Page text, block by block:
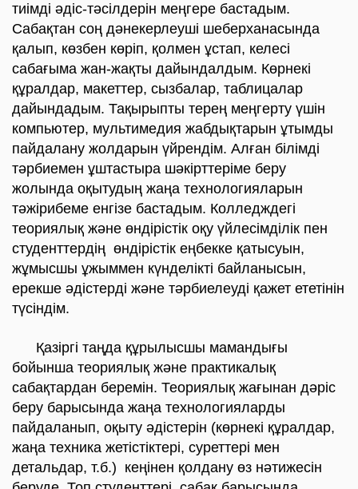
тиімді әдіс-тәсілдерін меңгере бастадым.
Сабақтан соң дәнекерлеуші шеберханасында
қалып, көзбен көріп, қолмен ұстап, келесі
сабағыма жан-жақты дайындалдым. Көрнекі
құралдар, макеттер, сызбалар, таблицалар
дайындадым. Тақырыпты терең меңгерту үшін
компьютер, мультимедия жабдықтарын ұтымды
пайдалану жолдарын үйрендім. Алған білімді
тәрбиемен ұштастыра шәкірттеріме беру
жолында оқытудың жаңа технологияларын
тәжірибеме енгізе бастадым. Колледждегі
теориялық және өндірістік оқу үйлесімділік пен
студенттердің өндірістік еңбекке қатысуын,
жұмысшы ұжыммен күнделікті байланысын,
ерекше әдістерді және тәрбиелеуді қажет ететінін
түсіндім.
Қазіргі таңда құрылысшы мамандығы
бойынша теориялық және практикалық
сабақтардан беремін. Теориялық жағынан дәріс
беру барысында жаңа технологияларды
пайдаланып, оқыту әдістерін (көрнекі құралдар,
жаңа техника жетістіктері, суреттері мен
детальдар, т.б.) кеңінен қолдану өз нәтижесін